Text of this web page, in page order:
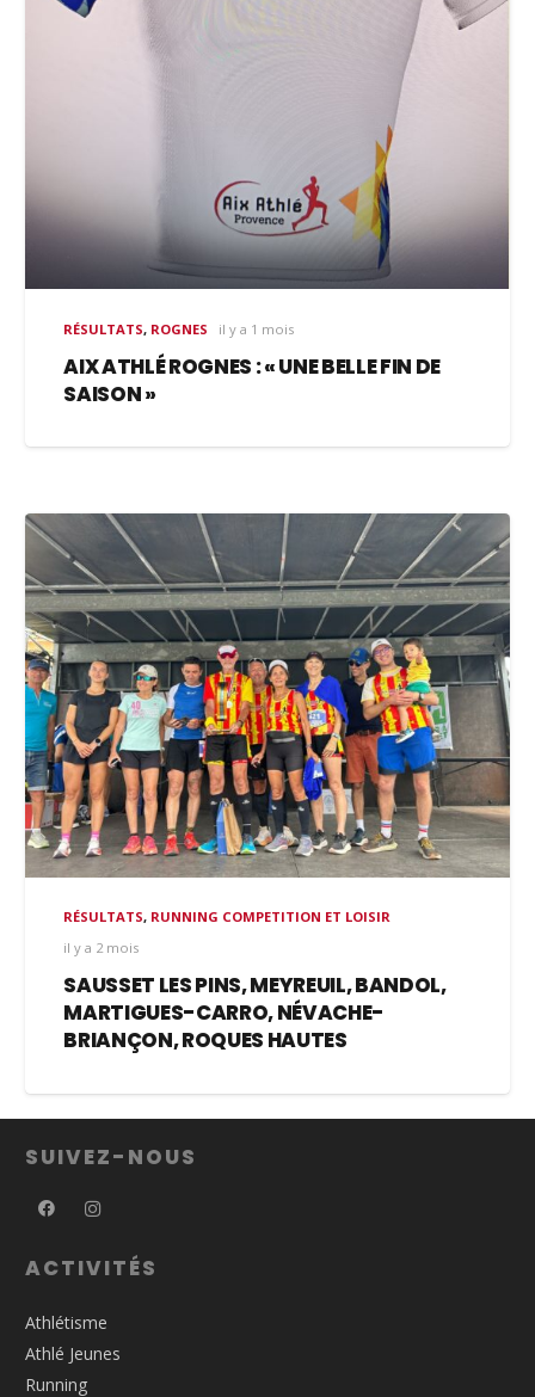
RÉSULTATS, ROGNES il y a 1 mois
AIX ATHLÉ ROGNES : « UNE BELLE FIN DE
SAISON »
RÉSULTATS, RUNNING COMPETITION ET LOISIR
il y a 2 mois
SAUSSET LES PINS, MEYREUIL, BANDOL,
MARTIGUES-CARRO, NÉVACHE-
BRIANÇON, ROQUES HAUTES
SUIVEZ-NOUS
ACTIVITÉS
Athlétisme
Athlé Jeunes
Running